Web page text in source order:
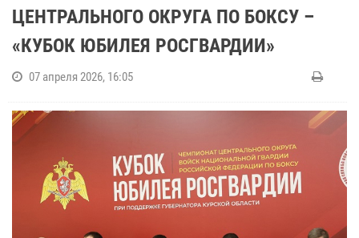
ЦЕНТРАЛЬНОГО ОКРУГА ПО БОКСУ –
«КУБОК ЮБИЛЕЯ РОСГВАРДИИ»
07 апреля 2026, 16:05